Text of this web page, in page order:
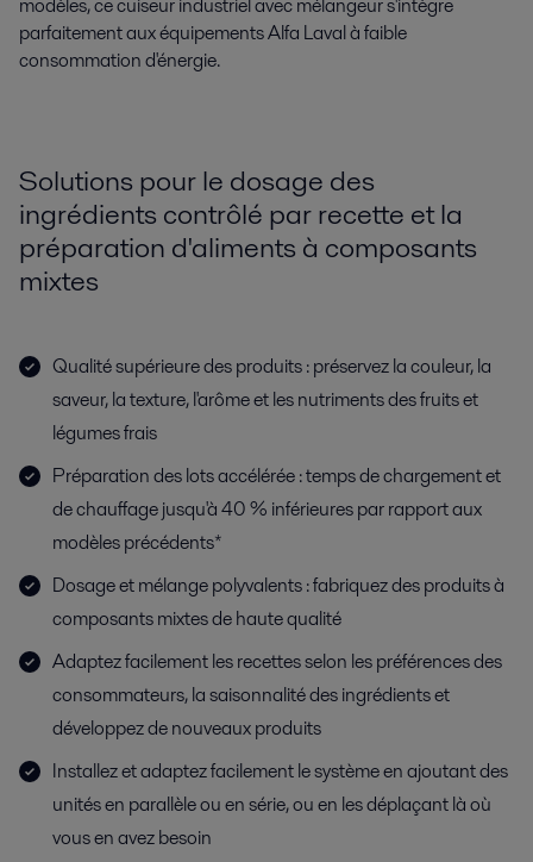
parfaitement aux équipements Alfa Laval à faible
consommation d'énergie.
Solutions pour le dosage des
ingrédients contrôlé par recette et la
préparation d'aliments à composants
mixtes
Qualité supérieure des produits : préservez la couleur, la
saveur, la texture, l'arôme et les nutriments des fruits et
légumes frais
Préparation des lots accélérée : temps de chargement et
de chauffage jusqu'à 40 % inférieures par rapport aux
modèles précédents*
Dosage et mélange polyvalents : fabriquez des produits à
composants mixtes de haute qualité
Adaptez facilement les recettes selon les préférences des
consommateurs, la saisonnalité des ingrédients et
développez de nouveaux produits
Installez et adaptez facilement le système en ajoutant des
unités en parallèle ou en série, ou en les déplaçant là où
vous en avez besoin